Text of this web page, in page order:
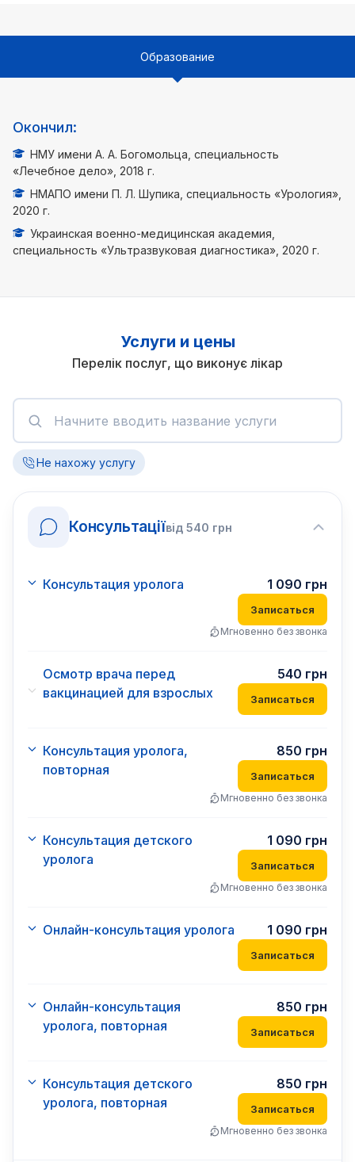
Образование
Окончил:
НМУ имени А. А. Богомольца, специальность
«Лечебное дело», 2018 г.
НМАПО имени П. Л. Шупика, специальность «Урология»,
2020 г.
Украинская военно-медицинская академия,
специальность «Ультразвуковая диагностика», 2020 г.
Услуги и цены
Перелік послуг, що виконує лікар
Не нахожу услугу
Консультаціївід 540 грн
Консультация уролога 1 090 грн
Записаться
Мгновенно без звонка
Осмотр врача перед
вакцинацией для взрослых
540 грн
Записаться
Консультация уролога,
повторная
850 грн
Записаться
Мгновенно без звонка
Консультация детского
уролога
1 090 грн
Записаться
Мгновенно без звонка
Онлайн-консультация уролога 1 090 грн
Записаться
Онлайн-консультация
уролога, повторная
850 грн
Записаться
Консультация детского
уролога, повторная
850 грн
Записаться
Мгновенно без звонка